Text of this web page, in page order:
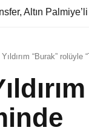
Vlad
“Burak” rolüyle